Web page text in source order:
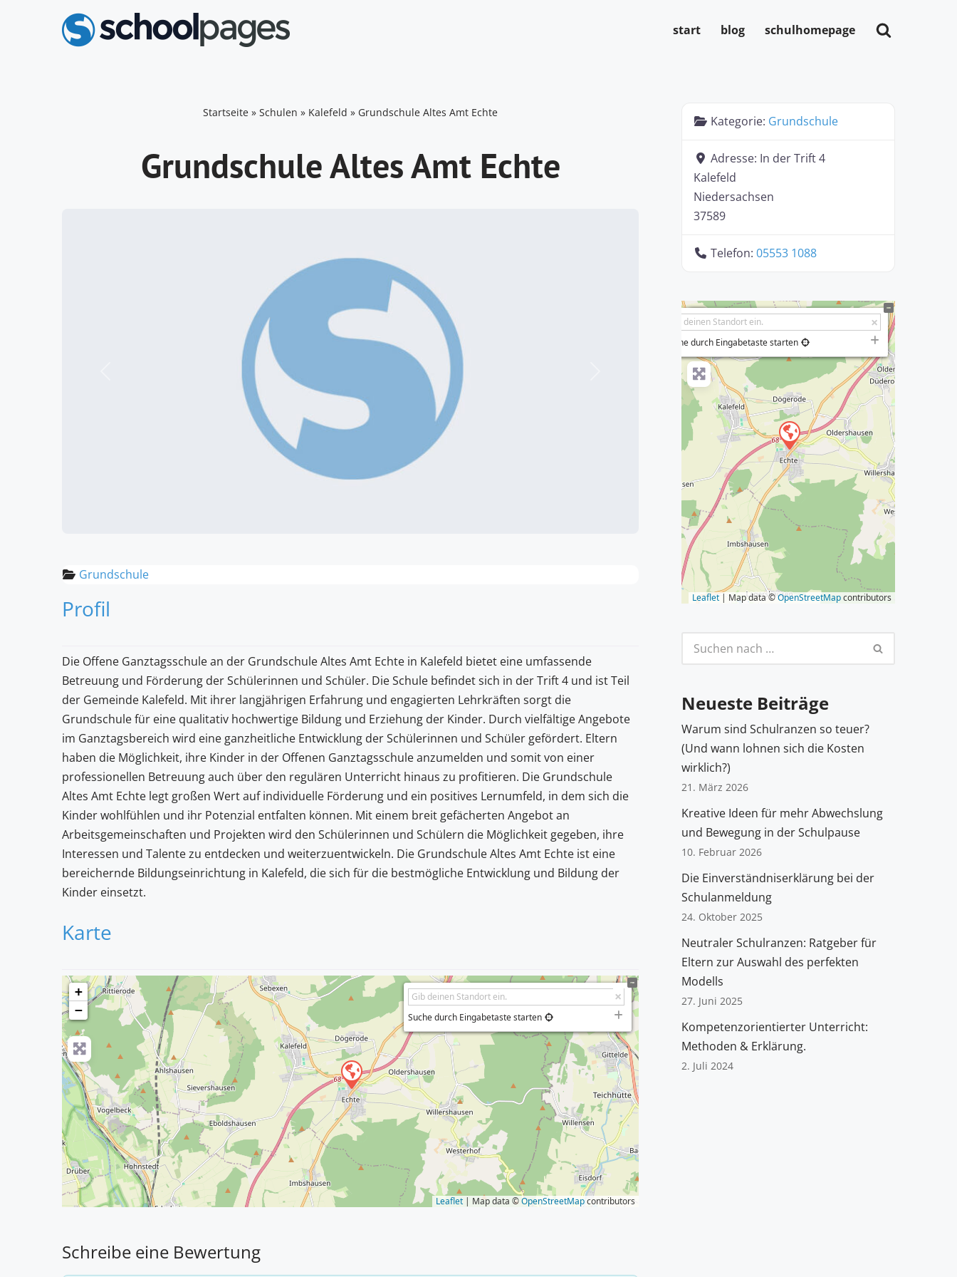
start blog schulhomepage
Startseite » Schulen » Kalefeld » Grundschule Altes Amt Echte
Grundschule Altes Amt Echte
Grundschule
Profil
Die Offene Ganztagsschule an der Grundschule Altes Amt Echte in Kalefeld bietet eine umfassende
Betreuung und Förderung der Schülerinnen und Schüler. Die Schule befindet sich in der Trift 4 und ist Teil
der Gemeinde Kalefeld. Mit ihrer langjährigen Erfahrung und engagierten Lehrkräften sorgt die
Grundschule für eine qualitativ hochwertige Bildung und Erziehung der Kinder. Durch vielfältige Angebote
im Ganztagsbereich wird eine ganzheitliche Entwicklung der Schülerinnen und Schüler gefördert. Eltern
haben die Möglichkeit, ihre Kinder in der Offenen Ganztagsschule anzumelden und somit von einer
professionellen Betreuung auch über den regulären Unterricht hinaus zu profitieren. Die Grundschule
Altes Amt Echte legt großen Wert auf individuelle Förderung und ein positives Lernumfeld, in dem sich die
Kinder wohlfühlen und ihr Potenzial entfalten können. Mit einem breit gefächerten Angebot an
Arbeitsgemeinschaften und Projekten wird den Schülerinnen und Schülern die Möglichkeit gegeben, ihre
Interessen und Talente zu entdecken und weiterzuentwickeln. Die Grundschule Altes Amt Echte ist eine
bereichernde Bildungseinrichtung in Kalefeld, die sich für die bestmögliche Entwicklung und Bildung der
Kinder einsetzt.
Karte
+
−
Suche durch Eingabetaste starten
Leaflet | Map data ©OpenStreetMapcontributors
Schreibe eine Bewertung
Kategorie: Grundschule
Adresse: In der Trift 4
Kalefeld
Niedersachsen
37589
Telefon: 05553 1088
+
−
Suche durch Eingabetaste starten
Leaflet| Map data ©OpenStreetMapcontributors
Neueste Beiträge
Warum sind Schulranzen so teuer?
(Und wann lohnen sich die Kosten
wirklich?)
21. März 2026
Kreative Ideen für mehr Abwechslung
und Bewegung in der Schulpause
10. Februar 2026
Die Einverständniserklärung bei der
Schulanmeldung
24. Oktober 2025
Neutraler Schulranzen: Ratgeber für
Eltern zur Auswahl des perfekten
Modells
27. Juni 2025
Kompetenzorientierter Unterricht:
Methoden & Erklärung.
2. Juli 2024